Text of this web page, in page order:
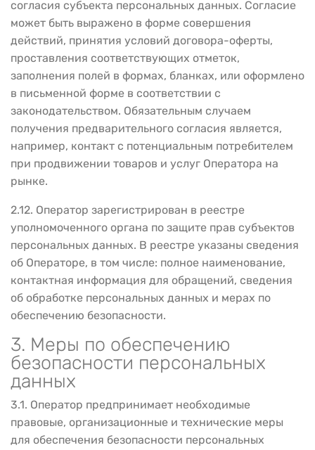
согласия субъекта персональных данных. Согласие
может быть выражено в форме совершения
действий, принятия условий договора-оферты,
проставления соответствующих отметок,
заполнения полей в формах, бланках, или оформлено
в письменной форме в соответствии с
законодательством. Обязательным случаем
получения предварительного согласия является,
например, контакт с потенциальным потребителем
при продвижении товаров и услуг Оператора на
рынке.
2.12. Оператор зарегистрирован в реестре
уполномоченного органа по защите прав субъектов
персональных данных. В реестре указаны сведения
об Операторе, в том числе: полное наименование,
контактная информация для обращений, сведения
об обработке персональных данных и мерах по
обеспечению безопасности.
3. Меры по обеспечению
безопасности персональных
данных
3.1. Оператор предпринимает необходимые
правовые, организационные и технические меры
для обеспечения безопасности персональных